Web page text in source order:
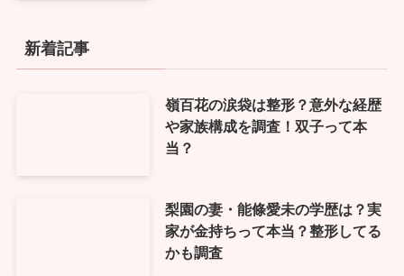
新着記事
嶺百花の涙袋は整形？意外な経歴
や家族構成を調査！双子って本
当？
梨園の妻・能條愛未の学歴は？実
家が金持ちって本当？整形してる
かも調査